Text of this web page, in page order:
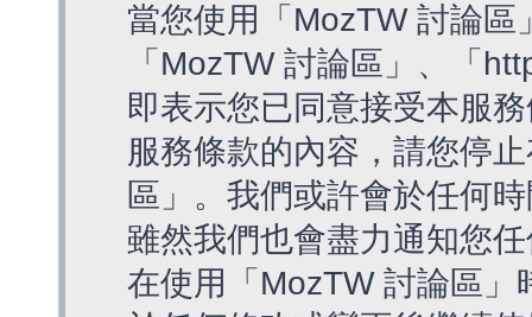
當您使用「MozTW 討論
「MozTW 討論區」、「
即表示您已同意接受本服
服務條款的內容，請您停
區」。我們或許會於任何
雖然我們也會盡力通知您
在使用「MozTW 討論區